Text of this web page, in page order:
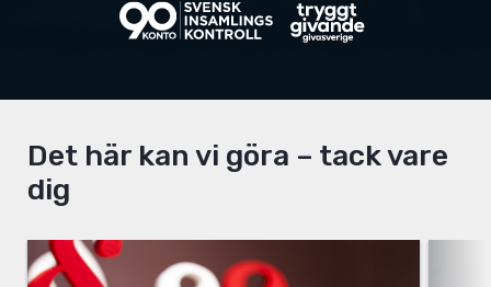
Det här kan vi göra – tack vare
dig